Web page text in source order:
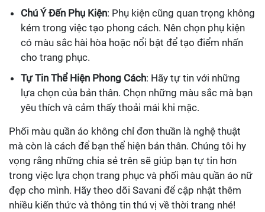
Chú Ý Đến Phụ Kiện: Phụ kiện cũng quan trọng không
kém trong việc tạo phong cách. Nên chọn phụ kiện
có màu sắc hài hòa hoặc nổi bật để tạo điểm nhấn
cho trang phục.
Tự Tin Thể Hiện Phong Cách: Hãy tự tin với những
lựa chọn của bản thân. Chọn những màu sắc mà bạn
yêu thích và cảm thấy thoải mái khi mặc.
Phối màu quần áo không chỉ đơn thuần là nghệ thuật
mà còn là cách để bạn thể hiện bản thân. Chúng tôi hy
vọng rằng những chia sẻ trên sẽ giúp bạn tự tin hơn
trong việc lựa chọn trang phục và phối màu quần áo nữ
đẹp cho mình. Hãy theo dõi Savani để cập nhật thêm
nhiều kiến thức và thông tin thú vị về thời trang nhé!